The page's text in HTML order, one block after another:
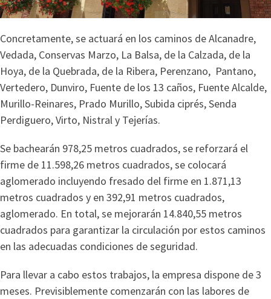
Concretamente, se actuará en los caminos de Alcanadre,
Vedada, Conservas Marzo, La Balsa, de la Calzada, de la
Hoya, de la Quebrada, de la Ribera, Perenzano, Pantano,
Vertedero, Dunviro, Fuente de los 13 caños, Fuente Alcalde,
Murillo-Reinares, Prado Murillo, Subida ciprés, Senda
Perdiguero, Virto, Nistral y Tejerías.
Se bachearán 978,25 metros cuadrados, se reforzará el
firme de 11.598,26 metros cuadrados, se colocará
aglomerado incluyendo fresado del firme en 1.871,13
metros cuadrados y en 392,91 metros cuadrados,
aglomerado. En total, se mejorarán 14.840,55 metros
cuadrados para garantizar la circulación por estos caminos
en las adecuadas condiciones de seguridad.
Para llevar a cabo estos trabajos, la empresa dispone de 3
meses. Previsiblemente comenzarán con las labores de